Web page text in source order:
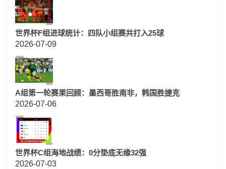
世界杯F组进球统计：四队小组赛共打入25球
2026-07-09
A组第一轮赛果回顾：墨西哥胜南非，韩国胜捷克
2026-07-06
世界杯C组海地战绩：0分垫底无缘32强
2026-07-03